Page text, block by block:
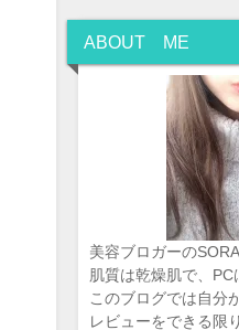
ABOUT ME
美容ブロガーの
肌質は乾燥肌で、PC
このブログでは自分
レビューをできる限